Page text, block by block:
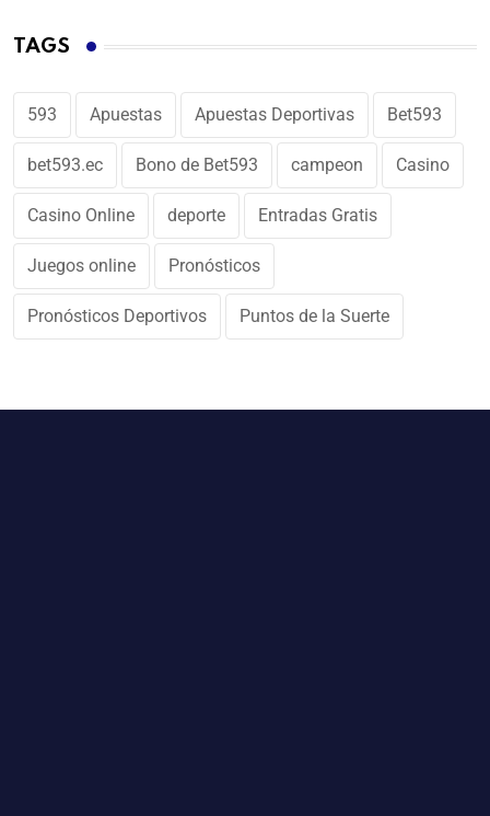
TAGS
593 Apuestas Apuestas Deportivas Bet593
bet593.ec Bono de Bet593 campeon Casino
Casino Online deporte Entradas Gratis
Juegos online Pronósticos
Pronósticos Deportivos Puntos de la Suerte